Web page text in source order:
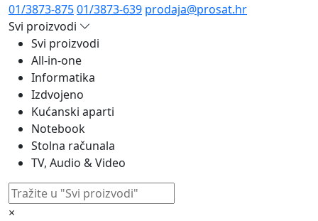
01/3873-87501/3873-639 prodaja@prosat.hr
Svi proizvodi
Svi proizvodi
All-in-one
Informatika
Izdvojeno
Kućanski aparti
Notebook
Stolna računala
TV, Audio & Video
×